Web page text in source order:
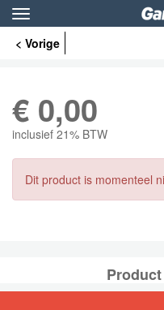
Toggle
navigation
< Vorige
€ 0,00
inclusief 21% BTW
Dit product is momenteel